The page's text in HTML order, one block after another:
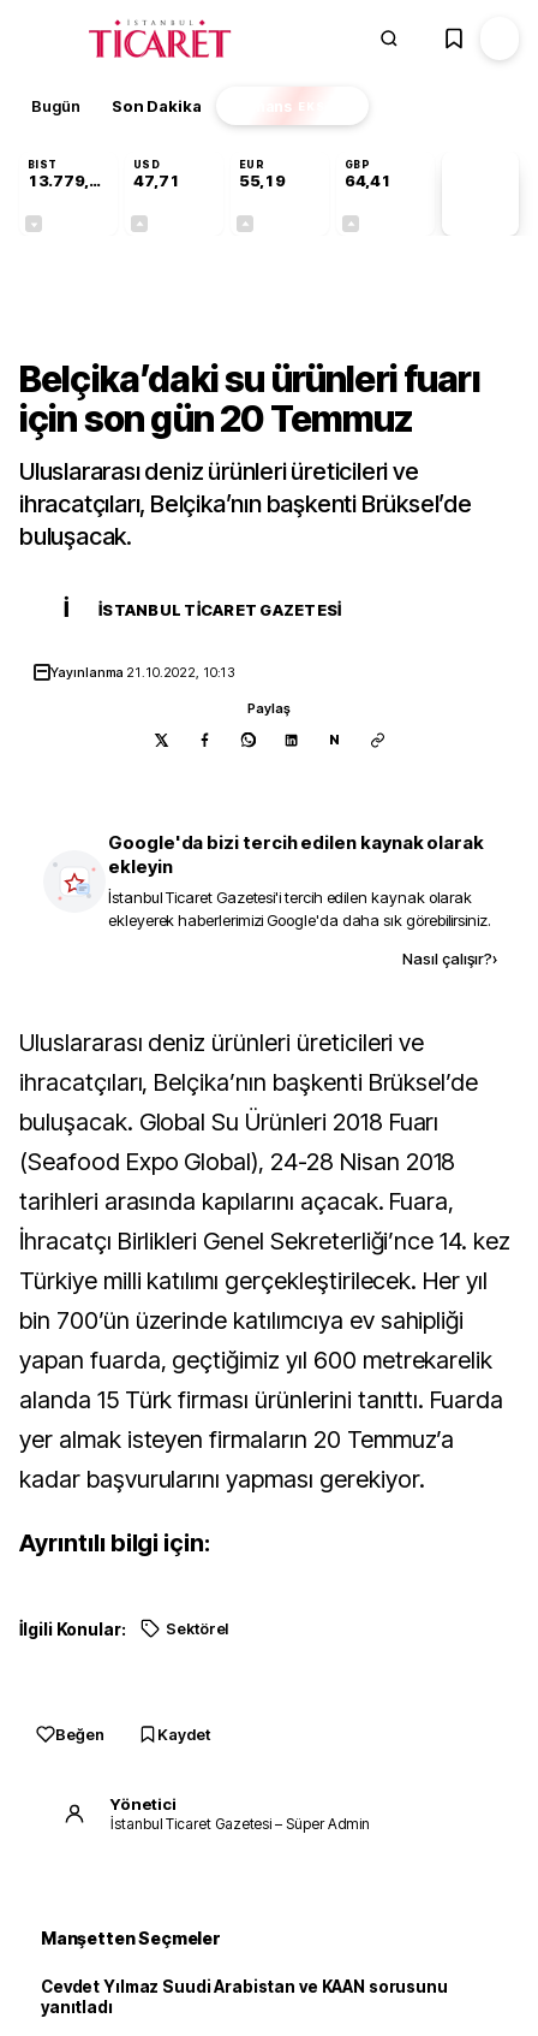
Bugün Son Dakika Finans EKSTRA
BIST
13.779,39
USD
47,71
EUR
55,19
GBP
64,41
Belçika’daki su ürünleri fuarı
için son gün 20 Temmuz
Uluslararası deniz ürünleri üreticileri ve
ihracatçıları, Belçika’nın başkenti Brüksel’de
buluşacak.
İ İSTANBUL TICARET GAZETESI
Yayınlanma 21.10.2022, 10:13
Paylaş
N
Google'da bizi tercih edilen kaynak olarak
ekleyin
İstanbul Ticaret Gazetesi'i tercih edilen kaynak olarak
ekleyerek haberlerimizi Google'da daha sık görebilirsiniz.
Nasıl çalışır?›
Uluslararası deniz ürünleri üreticileri ve
ihracatçıları, Belçika’nın başkenti Brüksel’de
buluşacak. Global Su Ürünleri 2018 Fuarı
(Seafood Expo Global), 24-28 Nisan 2018
tarihleri arasında kapılarını açacak. Fuara,
İhracatçı Birlikleri Genel Sekreterliği’nce 14. kez
Türkiye milli katılımı gerçekleştirilecek. Her yıl
bin 700’ün üzerinde katılımcıya ev sahipliği
yapan fuarda, geçtiğimiz yıl 600 metrekarelik
alanda 15 Türk firması ürünlerini tanıttı. Fuarda
yer almak isteyen firmaların 20 Temmuz’a
kadar başvurularını yapması gerekiyor.
Ayrıntılı bilgi için:
İlgili Konular: Sektörel
Beğen Kaydet
Yönetici
İstanbul Ticaret Gazetesi – Süper Admin
Manşetten Seçmeler
Cevdet Yılmaz Suudi Arabistan ve KAAN sorusunu
yanıtladı